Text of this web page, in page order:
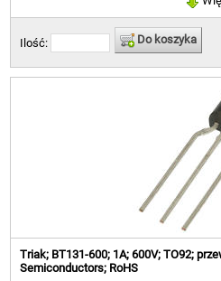
Ilość: Do koszyka
Triak; BT131-600; 1A; 600V; TO92;
Semiconductors; RoHS